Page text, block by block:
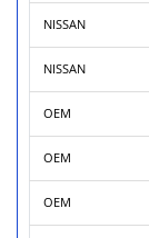
NISSAN
NISSAN
OEM
OEM
OEM